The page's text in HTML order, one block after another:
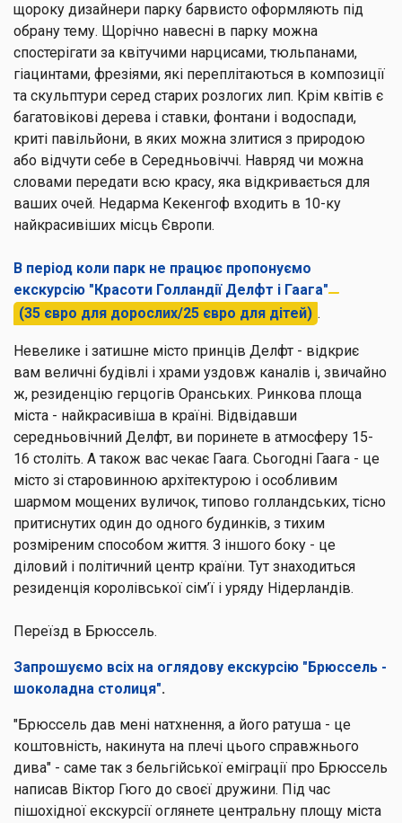
щороку дизайнери парку барвисто оформляють під
обрану тему. Щорічно навесні в парку можна
спостерігати за квітучими нарцисами, тюльпанами,
гіацинтами, фрезіями, які переплітаються в композиції
та скульптури серед старих розлогих лип. Крім квітів є
багатовікові дерева і ставки, фонтани і водоспади,
криті павільйони, в яких можна злитися з природою
або відчути себе в Середньовіччі. Навряд чи можна
словами передати всю красу, яка відкривається для
ваших очей. Недарма Кекенгоф входить в 10-ку
найкрасивіших місць Європи.
В період коли парк не працює пропонуємо
екскурсію "Красоти Голландії Делфт і Гаага"
(35 євро для дорослих/25 євро для дітей) .
Невелике і затишне місто принців Делфт - відкриє
вам величні будівлі і храми уздовж каналів і, звичайно
ж, резиденцію герцогів Оранських. Ринкова площа
міста - найкрасивіша в країні. Відвідавши
середньовічний Делфт, ви поринете в атмосферу 15-
16 століть. А також вас чекає Гаага. Сьогодні Гаага - це
місто зі старовинною архітектурою і особливим
шармом мощених вуличок, типово голландських, тісно
притиснутих один до одного будинків, з тихим
розміреним способом життя. З іншого боку - це
діловий і політичний центр країни. Тут знаходиться
резиденція королівської сім’ї і уряду Нідерландів.
Переїзд в Брюссель.
Запрошуємо всіх на оглядову екскурсію "Брюссель -
шоколадна столиця".
"Брюссель дав мені натхнення, а його ратуша - це
коштовність, накинута на плечі цього справжнього
дива" - саме так з бельгійської еміграції про Брюссель
написав Віктор Гюго до своєї дружини. Під час
пішохідної екскурсії оглянете центральну площу міста